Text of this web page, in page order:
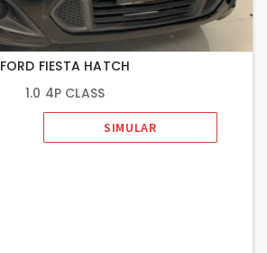
FORD FIESTA HATCH
1.0 4P CLASS
SIMULAR